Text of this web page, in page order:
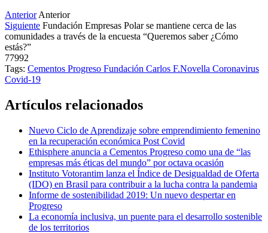
Anterior Anterior
Siguiente Fundación Empresas Polar se mantiene cerca de las
comunidades a través de la encuesta “Queremos saber ¿Cómo
estás?”
77992
Tags: Cementos Progreso Fundación Carlos F.Novella Coronavirus
Covid-19
Artículos relacionados
Nuevo Ciclo de Aprendizaje sobre emprendimiento femenino
en la recuperación económica Post Covid
Ethisphere anuncia a Cementos Progreso como una de “las
empresas más éticas del mundo” por octava ocasión
Instituto Votorantim lanza el Índice de Desigualdad de Oferta
(IDO) en Brasil para contribuir a la lucha contra la pandemia
Informe de sostenibilidad 2019: Un nuevo despertar en
Progreso
La economía inclusiva, un puente para el desarrollo sostenible
de los territorios